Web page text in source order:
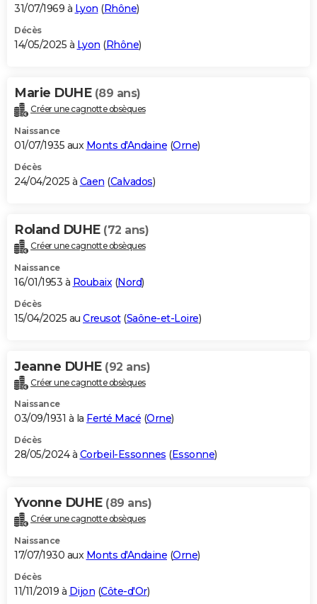
S'inscrire
Se connecter
Lycées
Collèges
Primaires
Universités
Entreprises
Service militaire
Avis de recherche
AVIS DE DÉCÈS
Bricolage
Lifestyle
Culture
Sport
Auto
Television
Voyage
Cinema
31/07/1969 à Lyon (Rhône)
Décès
14/05/2025 à Lyon (Rhône)
Marie DUHE (89 ans)
Créer une cagnotte obsèques
Naissance
01/07/1935 aux Monts d'Andaine (Orne)
Décès
24/04/2025 à Caen (Calvados)
Roland DUHE (72 ans)
Créer une cagnotte obsèques
Naissance
16/01/1953 à Roubaix (Nord)
Décès
15/04/2025 au Creusot(Saône-et-Loire)
Jeanne DUHE (92 ans)
Créer une cagnotte obsèques
Naissance
03/09/1931 à la Ferté Macé (Orne)
Décès
28/05/2024 à Corbeil-Essonnes (Essonne)
Yvonne DUHE (89 ans)
Créer une cagnotte obsèques
Naissance
17/07/1930 aux Monts d'Andaine (Orne)
Décès
11/11/2019 à Dijon (Côte-d'Or)